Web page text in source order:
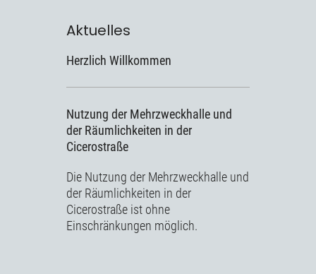
Aktuelles
Herzlich Willkommen
Nutzung der Mehrzweckhalle und
der Räumlichkeiten in der
Cicerostraße
Die Nutzung der Mehrzweckhalle und
der Räumlichkeiten in der
Cicerostraße ist ohne
Einschränkungen möglich.